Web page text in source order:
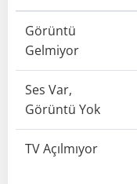
Görüntü
Gelmiyor
Ses Var,
Görüntü Yok
TV Açılmıyor